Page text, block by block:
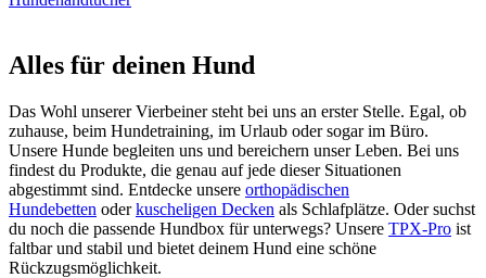
Alles für deinen Hund
Das Wohl unserer Vierbeiner steht bei uns an erster Stelle. Egal, ob
zuhause, beim Hundetraining, im Urlaub oder sogar im Büro.
Unsere Hunde begleiten uns und bereichern unser Leben. Bei uns
findest du Produkte, die genau auf jede dieser Situationen
abgestimmt sind. Entdecke unsere orthopädischen
Hundebetten oderkuscheligen Decken als Schlafplätze. Oder suchst
du noch die passende Hundbox für unterwegs? Unsere TPX-Pro ist
faltbar und stabil und bietet deinem Hund eine schöne
Rückzugsmöglichkeit.